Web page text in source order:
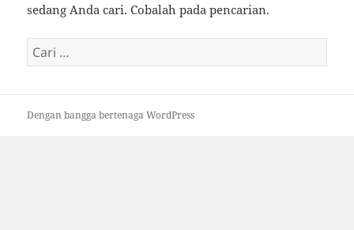
sedang Anda cari. Cobalah pada pencarian.
Cari
untuk:
Dengan bangga bertenaga WordPress